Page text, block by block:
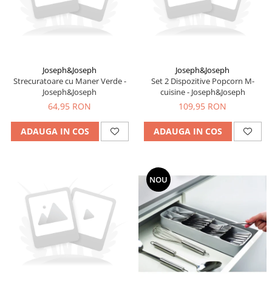
Joseph&Joseph
Strecuratoare cu Maner Verde -
Joseph&Joseph
64,95 RON
ADAUGA IN COS
Joseph&Joseph
Set 2 Dispozitive Popcorn M-
cuisine - Joseph&Joseph
109,95 RON
ADAUGA IN COS
NOU